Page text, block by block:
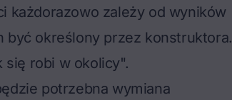
każdorazowo zależy od wyników
być określony przez konstruktora.
się robi w okolicy".
potrzebna wymiana